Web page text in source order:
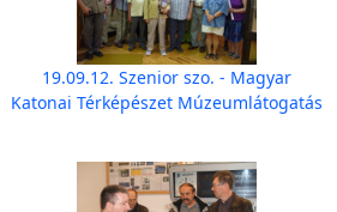
19.09.12. Szenior szo. - Magyar
Katonai Térképészet Múzeumlátogatás